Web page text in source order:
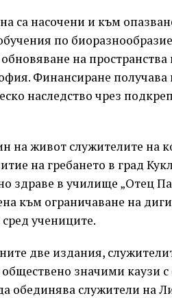
са насочени и към
по
на
Финансиране получава
наследство чрез
на живот служителите на
на гребането в град
здраве в училище „Отец
към ограничаване на
учениците.
две издания,
значими каузи
обединява служители на